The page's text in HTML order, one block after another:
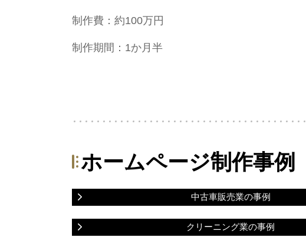
制作費：約100万円
制作期間：1か月半
ホームページ制作事例
中古車販売業の事例
クリーニング業の事例